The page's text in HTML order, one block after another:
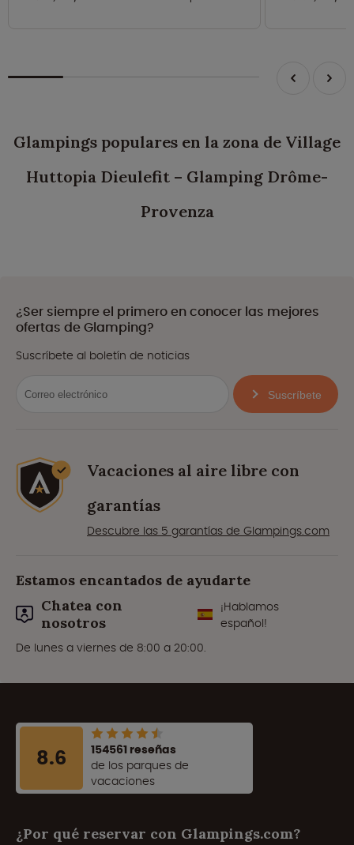
Glampings populares en la zona de Village
Huttopia Dieulefit – Glamping Drôme-
Provenza
¿Ser siempre el primero en conocer las mejores
ofertas de Glamping?
Suscríbete al boletín de noticias
Suscríbete
Vacaciones al aire libre con
garantías
Descubre las 5 garantías de Glampings.com
Estamos encantados de ayudarte
Chatea con
nosotros
¡Hablamos
español!
De lunes a viernes de 8:00 a 20:00.
8.6
154561 reseñas
de los parques de
vacaciones
¿Por qué reservar con Glampings.com?